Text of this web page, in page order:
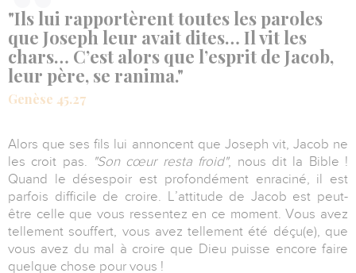
"Ils lui rapportèrent toutes les paroles
que Joseph leur avait dites… Il vit les
chars… C’est alors que l’esprit de Jacob,
leur père, se ranima."
Genèse 45.27
Alors que ses fils lui annoncent que Joseph vit, Jacob ne
les croit pas. "Son cœur resta froid", nous dit la Bible !
Quand le désespoir est profondément enraciné, il est
parfois difficile de croire. L’attitude de Jacob est peut-
être celle que vous ressentez en ce moment. Vous avez
tellement souffert, vous avez tellement été déçu(e), que
vous avez du mal à croire que Dieu puisse encore faire
quelque chose pour vous !